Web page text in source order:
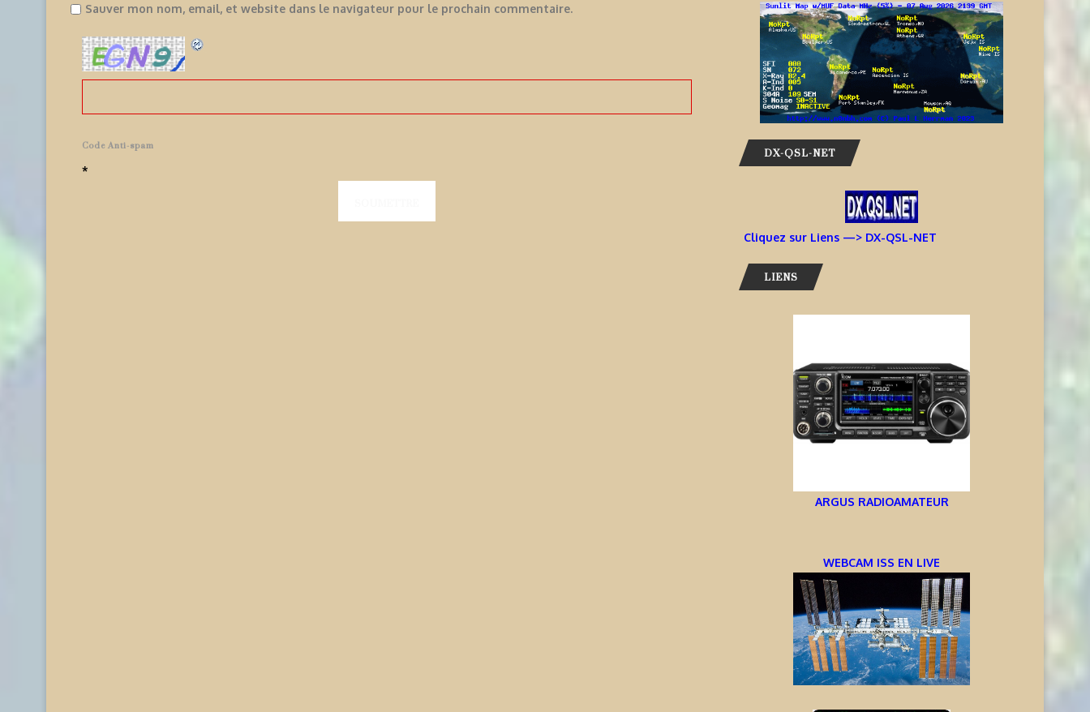
Sauver mon nom, email, et website dans le navigateur pour le prochain commentaire.
Code Anti-spam
*
DX-QSL-NET
Cliquez sur Liens —> DX-QSL-NET
LIENS
ARGUS RADIOAMATEUR
WEBCAM ISS EN LIVE